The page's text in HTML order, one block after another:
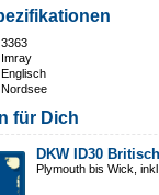
3363
Imray
Englisch
Nordsee
für Dich
DKW ID30
Plymouth bis Wick,